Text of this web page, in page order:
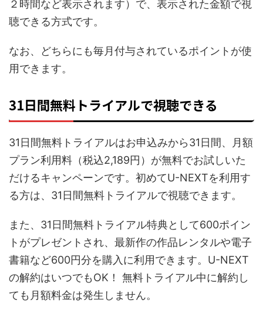
２時間など表示されます）で、表示された金額で視
聴できる方式です。
なお、どちらにも毎月付与されているポイントが使
用できます。
31日間無料トライアルで視聴できる
31日間無料トライアルはお申込みから31日間、月額
プラン利用料（税込2,189円）が無料でお試しいた
だけるキャンペーンです。初めてU-NEXTを利用す
る方は、31日間無料トライアルで視聴できます。
また、31日間無料トライアル特典として600ポイン
トがプレゼントされ、最新作の作品レンタルや電子
書籍など600円分を購入に利用できます。U-NEXT
の解約はいつでもOK！ 無料トライアル中に解約し
ても月額料金は発生しません。